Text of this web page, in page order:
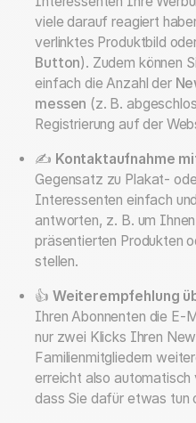
viele darauf reagiert
verlinktes Produktbild
Button). Zudem können
einfach die Anzahl der
messen (z. B.
Registrierung auf der
✍️ Kontaktaufnahme
Gegensatz zu Plakat-
Interessenten einfach
antworten, z. B. um
präsentierten Produkten
stellen.
👍 Weiterempfehlung
Ihren Abonnenten die E-
nur zwei Klicks Ihren
Familienmitgliedern
erreicht also automatisch
dass Sie dafür etwas tun